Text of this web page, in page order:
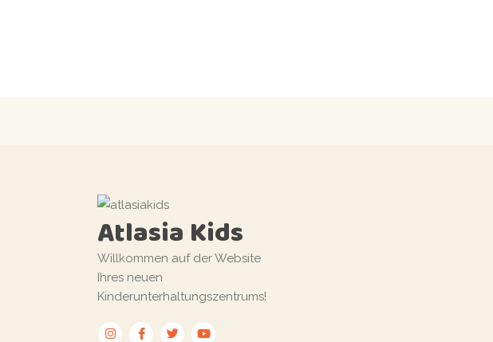
Atlasia Kids
Willkommen auf der Website
Ihres neuen
Kinderunterhaltungszentrums!